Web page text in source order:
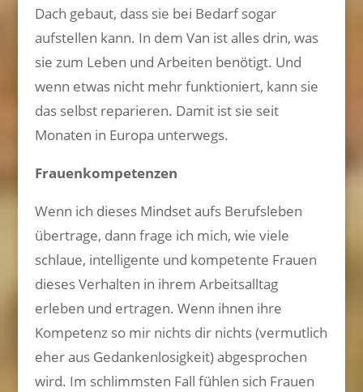
Dach gebaut, dass sie bei Bedarf sogar
aufstellen kann. In dem Van ist alles drin, was
sie zum Leben und Arbeiten benötigt. Und
wenn etwas nicht mehr funktioniert, kann sie
das selbst reparieren. Damit ist sie seit
Monaten in Europa unterwegs.
Frauenkompetenzen
Wenn ich dieses Mindset aufs Berufsleben
übertrage, dann frage ich mich, wie viele
schlaue, intelligente und kompetente Frauen
dieses Verhalten in ihrem Arbeitsalltag
erleben und ertragen. Wenn ihnen ihre
Kompetenz so mir nichts dir nichts (vermutlich
eher aus Gedankenlosigkeit) abgesprochen
wird. Im schlimmsten Fall fühlen sich Frauen